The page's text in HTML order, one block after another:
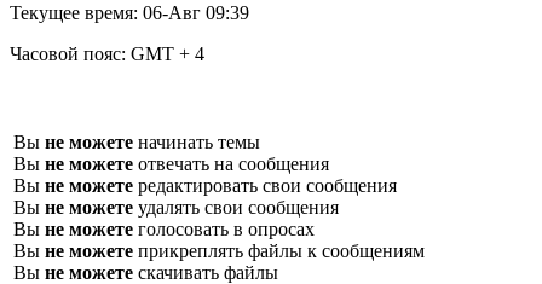
Текущее время: 06-Авг 09:39
Часовой пояс: GMT + 4
Вы не можете начинать темы
Вы не можете отвечать на сообщения
Вы не можете редактировать свои сообщения
Вы не можете удалять свои сообщения
Вы не можете голосовать в опросах
Вы не можете прикреплять файлы к сообщениям
Вы не можете скачивать файлы